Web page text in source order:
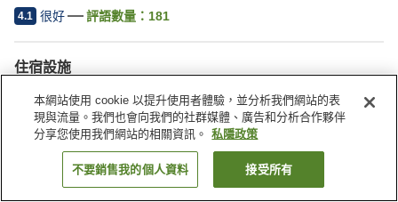
4.1 很好 評語數量： 181
住宿設施
停車場
桑拿
水療/美容院
休息室
找客房
本網站使用 cookie 以提升使用者體驗，並分析我們網站的表
現與流量。我們也會向我們的社群媒體、廣告和分析合作夥伴
分享您使用我們網站的相關資訊。
私隱政策
不要銷售我的個人資料 接受所有